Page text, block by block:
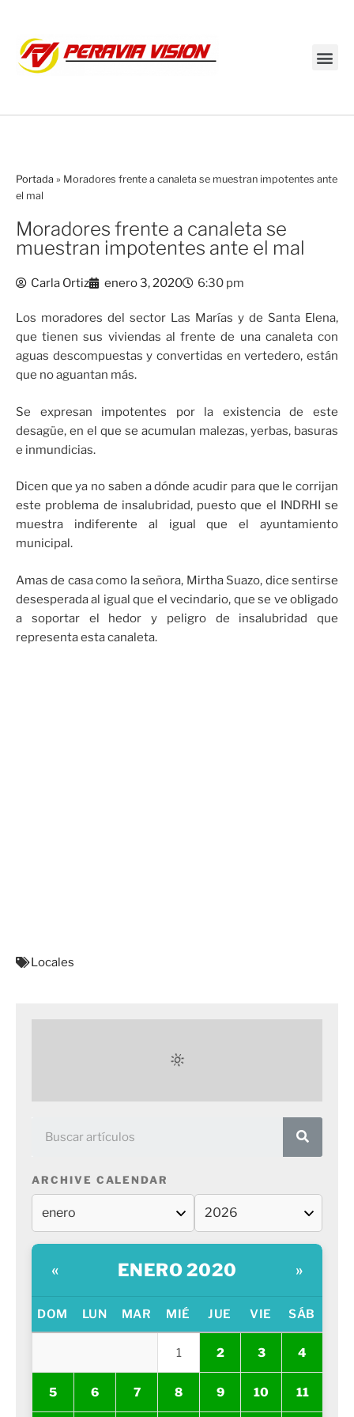
Portada » Moradores frente a canaleta se muestran impotentes ante
el mal
Moradores frente a canaleta se
muestran impotentes ante el mal
Carla Ortiz enero 3, 2020 6:30 pm
Los moradores del sector Las Marías y de Santa Elena,
que tienen sus viviendas al frente de una canaleta con
aguas descompuestas y convertidas en vertedero, están
que no aguantan más.
Se expresan impotentes por la existencia de este
desagüe, en el que se acumulan malezas, yerbas, basuras
e inmundicias.
Dicen que ya no saben a dónde acudir para que le corrijan
este problema de insalubridad, puesto que el INDRHI se
muestra indiferente al igual que el ayuntamiento
municipal.
Amas de casa como la señora, Mirtha Suazo, dice sentirse
desesperada al igual que el vecindario, que se ve obligado
a soportar el hedor y peligro de insalubridad que
representa esta canaleta.
Locales
ARCHIVE CALENDAR
« ENERO 2020 »
DOM LUN MAR MIÉ JUE VIE SÁB
1 2 3 4
5 6 7 8 9 10 11